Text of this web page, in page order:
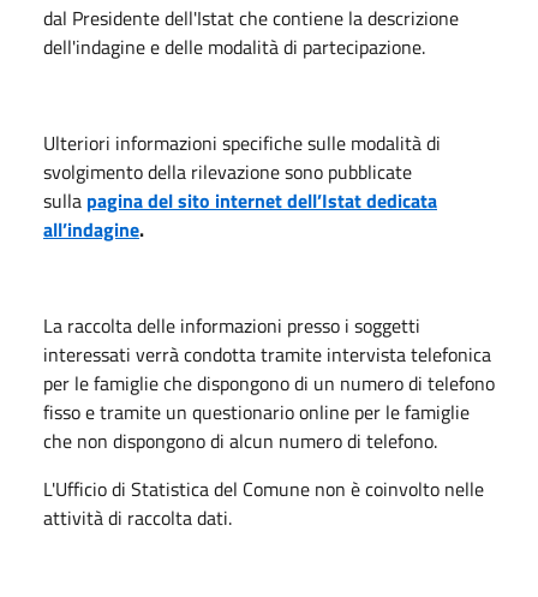
dal Presidente dell'Istat che contiene la descrizione
dell'indagine e delle modalità di partecipazione.
Ulteriori informazioni specifiche sulle modalità di
svolgimento della rilevazione sono pubblicate
sulla pagina del sito internet dell’Istat dedicata
all’indagine.
La raccolta delle informazioni presso i soggetti
interessati verrà condotta tramite intervista telefonica
per le famiglie che dispongono di un numero di telefono
fisso e tramite un questionario online per le famiglie
che non dispongono di alcun numero di telefono.
L'Ufficio di Statistica del Comune non è coinvolto nelle
attività di raccolta dati.